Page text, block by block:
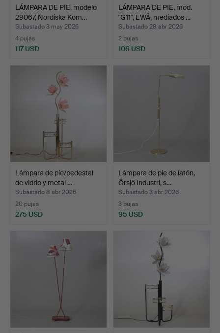
LÁMPARA DE PIE, modelo
29067, Nordiska Kom…
Subastado 3 may 2026
4 pujas
117 USD
LÁMPARA DE PIE, mod.
"G11", EWÅ, mediados …
Subastado 28 abr 2026
2 pujas
106 USD
Lámpara de pie/pedestal
de vidrio y metal …
Subastado 8 abr 2026
20 pujas
275 USD
Lámpara de pie de latón,
Örsjö Industri, s…
Subastado 3 abr 2026
3 pujas
95 USD